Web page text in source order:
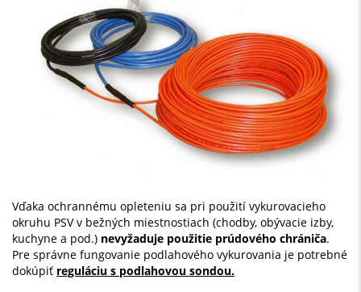
Vďaka ochrannému opleteniu sa pri použití vykurovacieho
okruhu PSV v bežných miestnostiach (chodby, obývacie izby,
kuchyne a pod.) nevyžaduje použitie prúdového chrániča.
Pre správne fungovanie podlahového vykurovania je potrebné
dokúpiť reguláciu s podlahovou sondou.